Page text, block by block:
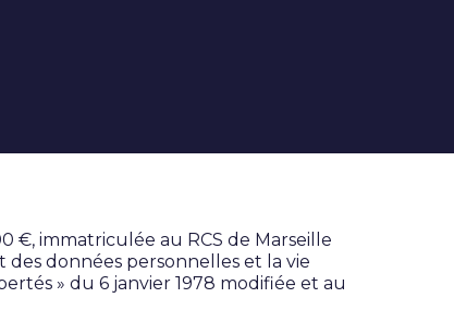
€, immatriculée au RCS de Marseille
données personnelles et la vie
» du 6 janvier 1978 modifiée et au